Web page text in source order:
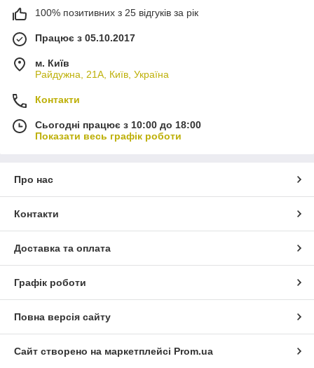
100% позитивних з 25 відгуків за рік
Працює з 05.10.2017
м. Київ
Райдужна, 21А, Київ, Україна
Контакти
Сьогодні працює з 10:00 до 18:00
Показати весь графік роботи
Про нас
Контакти
Доставка та оплата
Графік роботи
Повна версія сайту
Сайт створено на маркетплейсі Prom.ua